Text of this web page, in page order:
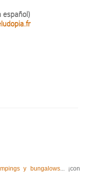
español)
y bungalows... ¡con